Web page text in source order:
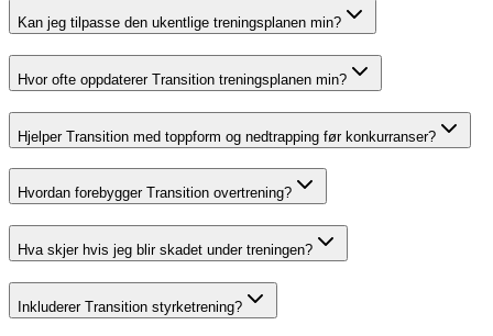
Kan jeg tilpasse den ukentlige treningsplanen min?
Hvor ofte oppdaterer Transition treningsplanen min?
Hjelper Transition med toppform og nedtrapping før konkurranser?
Hvordan forebygger Transition overtrening?
Hva skjer hvis jeg blir skadet under treningen?
Inkluderer Transition styrketrening?